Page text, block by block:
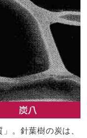
。針葉樹の炭は、